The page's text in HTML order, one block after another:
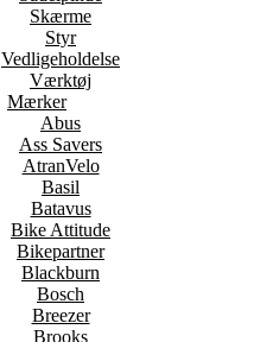
Skærme
Styr
Vedligeholdelse
Værktøj
Mærker
Abus
Ass Savers
AtranVelo
Basil
Batavus
Bike Attitude
Bikepartner
Blackburn
Bosch
Breezer
Brooks